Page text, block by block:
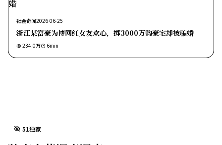
社会奇闻2026-06-25
浙江某富豪为博网红女友欢心，掷3000万购豪宅却被骗婚
234.0万 6min
51独家